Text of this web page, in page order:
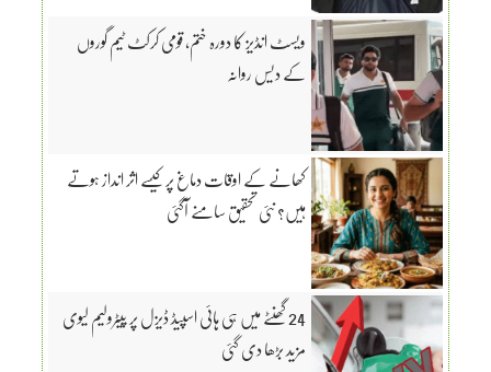
ویسٹ انڈیز کا دورہ ختم، قومی کرکٹ ٹیم گوروں
کے دیس روانہ
کھانے کے اوقات دماغ پر کیسے اثر انداز ہوتے
ہیں؟ نئی تحقیق سامنے آگئی
24 گھنٹے میں ہی ہائی اسپیڈ ڈیزل پر پیٹرولیم لیوی
مزید بڑھا دی گئی